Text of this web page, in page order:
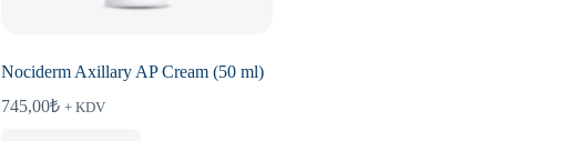
Nociderm Axillary AP Cream (50 ml)
745,00₺ + KDV